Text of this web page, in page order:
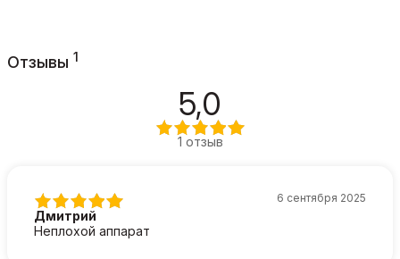
Отзывы 1
5,0
1 отзыв
Дмитрий
6 сентября 2025
Неплохой аппарат